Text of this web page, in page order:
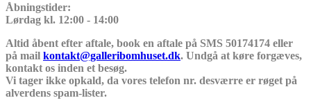
Åbningstider:
Lørdag kl. 12:00 - 14:00
Altid åbent efter aftale, book en aftale på SMS 50174174 eller
på mail kontakt@galleribomhuset.dk. Undgå at køre forgæves,
kontakt os inden et besøg.
Vi tager ikke opkald, da vores telefon nr. desværre er røget på
alverdens spam-lister.